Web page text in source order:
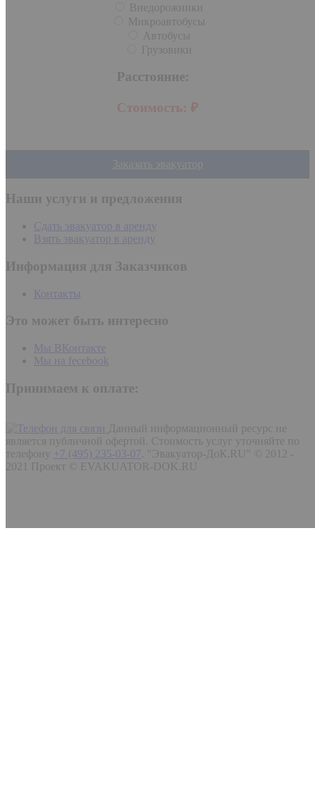
Внедорожники
Микроавтобусы
Автобусы
Грузовики
Расстояние:
Стоимость: ₽
Заказать эвакуатор
Наши услуги и предложения
Сдать эвакуатор в аренду
Взять эвакуатор в аренду
Информация для Заказчиков
Контакты
Это может быть интересно
Мы ВКонтакте
Мы на fecebook
Принимаем к оплате:
Данный информационный ресурс не
является публичной офертой. Стоимость услуг уточняйте по
телефону
+7 (495) 235-03-07 "Эвакуатор-ДоК.RU" © 2012 -
2021 Проект © EVAKUATOR-DOK.RU